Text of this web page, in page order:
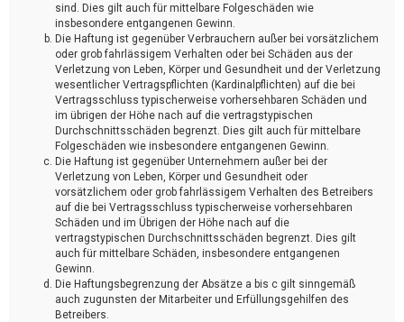
sind. Dies gilt auch für mittelbare Folgeschäden wie
insbesondere entgangenen Gewinn.
Die Haftung ist gegenüber Verbrauchern außer bei vorsätzlichem
oder grob fahrlässigem Verhalten oder bei Schäden aus der
Verletzung von Leben, Körper und Gesundheit und der Verletzung
wesentlicher Vertragspflichten (Kardinalpflichten) auf die bei
Vertragsschluss typischerweise vorhersehbaren Schäden und
im übrigen der Höhe nach auf die vertragstypischen
Durchschnittsschäden begrenzt. Dies gilt auch für mittelbare
Folgeschäden wie insbesondere entgangenen Gewinn.
Die Haftung ist gegenüber Unternehmern außer bei der
Verletzung von Leben, Körper und Gesundheit oder
vorsätzlichem oder grob fahrlässigem Verhalten des Betreibers
auf die bei Vertragsschluss typischerweise vorhersehbaren
Schäden und im Übrigen der Höhe nach auf die
vertragstypischen Durchschnittsschäden begrenzt. Dies gilt
auch für mittelbare Schäden, insbesondere entgangenen
Gewinn.
Die Haftungsbegrenzung der Absätze a bis c gilt sinngemäß
auch zugunsten der Mitarbeiter und Erfüllungsgehilfen des
Betreibers.